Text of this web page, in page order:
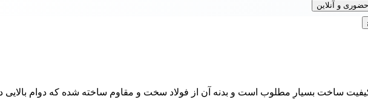
و آنلاین
ساخت بسیار مطلوب است و بدنه آن از فولاد سخت و مقاوم ساخته شده که دوام بالایی در